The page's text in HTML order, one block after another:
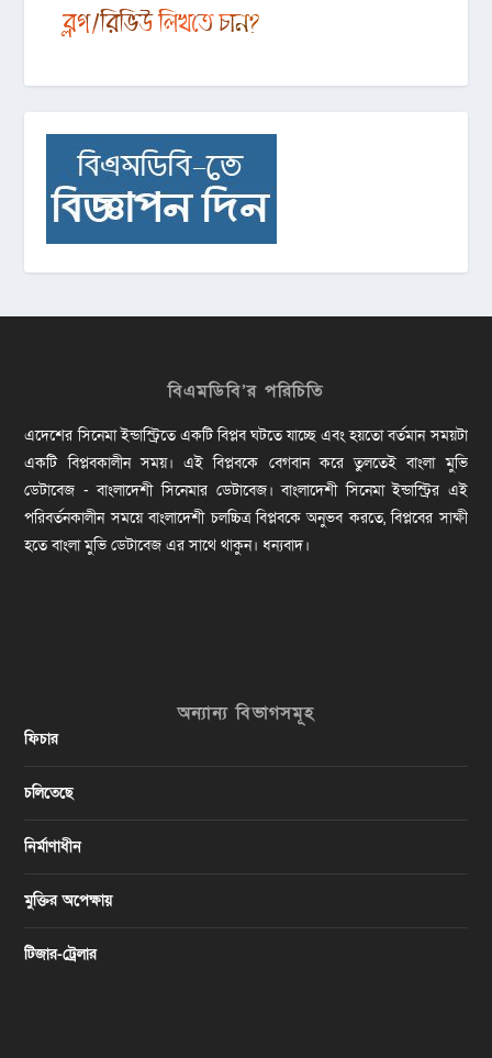
বিএমডিবি’র পরিচিতি
এদেশের সিনেমা ইন্ডাস্ট্রিতে একটি বিপ্লব ঘটতে যাচ্ছে এবং হয়তো বর্তমান সময়টা
একটি বিপ্লবকালীন সময়। এই বিপ্লবকে বেগবান করে তুলতেই বাংলা মুভি
ডেটাবেজ - বাংলাদেশী সিনেমার ডেটাবেজ। বাংলাদেশী সিনেমা ইন্ডাস্ট্রির এই
পরিবর্তনকালীন সময়ে বাংলাদেশী চলচ্চিত্র বিপ্লবকে অনুভব করতে, বিপ্লবের সাক্ষী
হতে বাংলা মুভি ডেটাবেজ এর সাথে থাকুন। ধন্যবাদ।
অন্যান্য বিভাগসমূহ
ফিচার
চলিতেছে
নির্মাণাধীন
মুক্তির অপেক্ষায়
টিজার-ট্রেলার